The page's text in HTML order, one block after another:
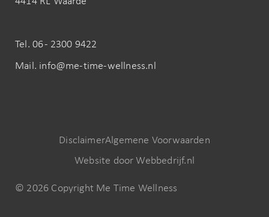
Tel. 06 - 2300 9422
Mail. info@me-time-wellness.nl
© 2026 Copyright Me Time Wellness
DisclaimerAlgemene Voorwaarden
Website door Webbedrijf.nl